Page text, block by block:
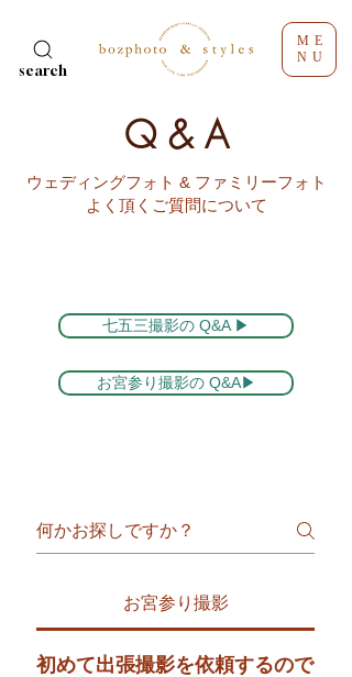
search
ME
NU
Q & A
ウェディングフォト & ファミリーフォト
よく頂くご質問について
七五三撮影の Q&A ▶
お宮参り撮影の Q&A▶
お宮参り撮影
初めて出張撮影を依頼するので